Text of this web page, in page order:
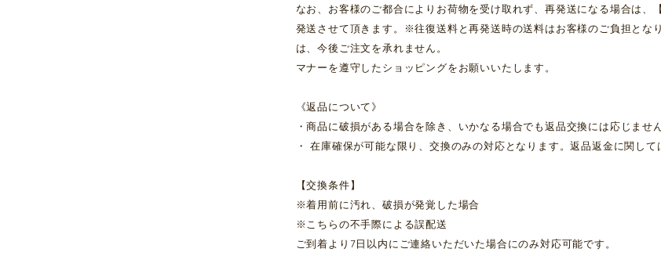
なお、お客様のご都合によりお荷物を受け取れず、再発送になる場合は
発送させて頂きます。※往復送料と再発送時の送料はお客様のご負担とな
は、今後ご注文を承れません。
マナーを遵守したショッピングをお願いいたします。
《返品について》
・商品に破損がある場合を除き、いかなる場合でも返品交換には応じませ
・ 在庫確保が可能な限り、交換のみの対応となります。返品返金に関し
【交換条件】
※着用前に汚れ、破損が発覚した場合
※こちらの不手際による誤配送
ご到着より7日以内にご連絡いただいた場合にのみ対応可能です。